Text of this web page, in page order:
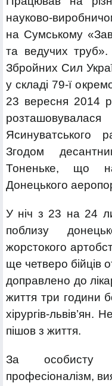
науково-
на Сумському
та ведучих
Збройних Сил
у складі 79-ї
23 вересня 2014
Ясинуватського
Згодом
Тоненьке, що на
Донецького
У ніч з 23 на 24
поблизу
жорстокого
ще четверо бійців
доправлено до
життя три години
хірургів-
пішов з життя.
За особисту
професіоналізм,